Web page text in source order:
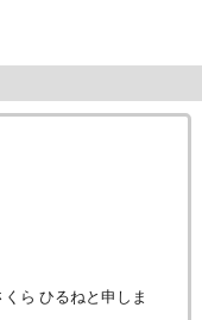
ら ひるねと申しま